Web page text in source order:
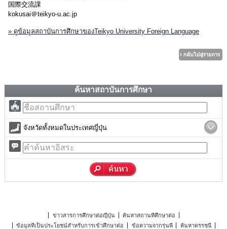
国際交流課
kokusai＠teikyo-u.ac.jp
» ดูข้อมูลสถาบันการศึกษาของTeikyo University Foreign Language
ค้นหาสถาบันการศึกษา
จังหวัดทั้งหมดในประเทศญี่ปุ่น
ข่าวสารการศึกษาต่อญี่ปุ่น
ค้นหาสถานที่ศึกษาต่อ
ข้อมูลที่เป็นประโยชน์สำหรับการเข้าศึกษาต่อ
ข้อความจากรุ่นพี่
ค้นหาดรรชนี